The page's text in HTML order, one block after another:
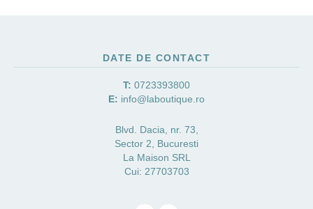
DATE DE CONTACT
T: 0723393800
E: info@laboutique.ro
Blvd. Dacia, nr. 73,
Sector 2, Bucuresti
La Maison SRL
Cui: 27703703